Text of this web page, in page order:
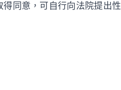
同意，可自行向法院提出